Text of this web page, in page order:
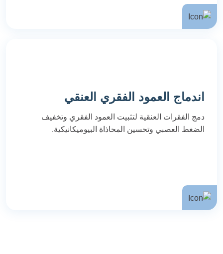
اندماج العمود الفقري العنقي
دمج الفقرات العنقية لتثبيت العمود الفقري وتخفيف
الضغط العصبي وتحسين المحاذاة البيوميكانيكية.